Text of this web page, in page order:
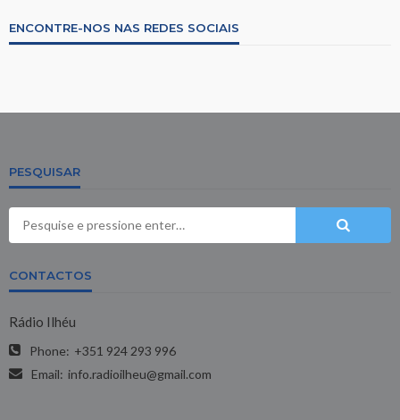
ENCONTRE-NOS NAS REDES SOCIAIS
PESQUISAR
CONTACTOS
Rádio Ilhéu
Phone: +351 924 293 996
Email: info.radioilheu@gmail.com